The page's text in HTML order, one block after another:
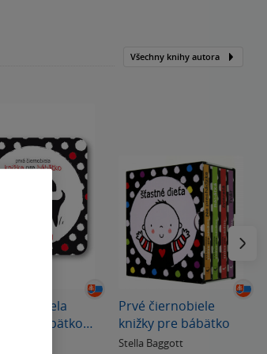
Všechny knihy autora
čiernobiela
pre bábätko
Prvé čiernobiele
knižky pre bábätko
Stella Baggott